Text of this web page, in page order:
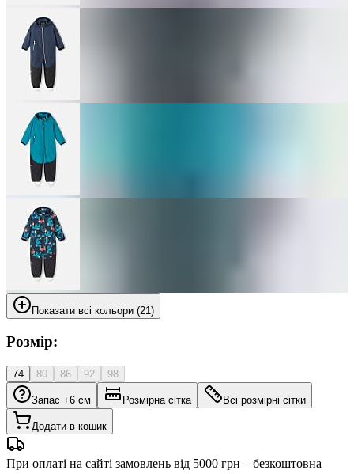
Показати всі кольори (21)
Розмір:
74 80 86 92 98
Запас +6 см Розмірна сітка Всі розмірні сітки
Додати в кошик
При оплаті на сайті замовлень від 5000 грн – безкоштовна